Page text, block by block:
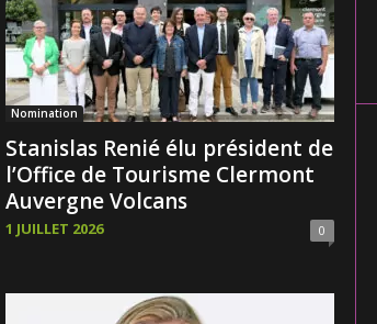
Nomination
Stanislas Renié élu président de
l’Office de Tourisme Clermont
Auvergne Volcans
1 JUILLET 2026 0